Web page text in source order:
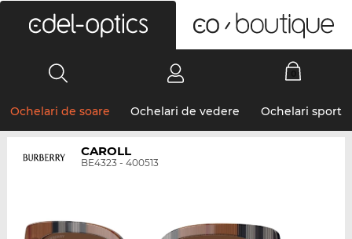
Ochelari de soare Ochelari de vedere Ochelari sport
CAROLL
BE4323 - 400513